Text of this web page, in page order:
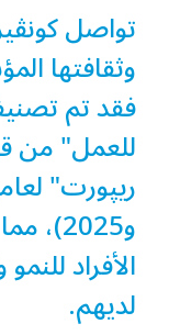
تواصل
وثقافتها
فقد تم
للعمل" من
الأفراد
لديهم.